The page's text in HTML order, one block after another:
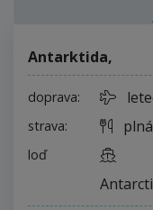
Antarktida,
doprava:
strava:
loď